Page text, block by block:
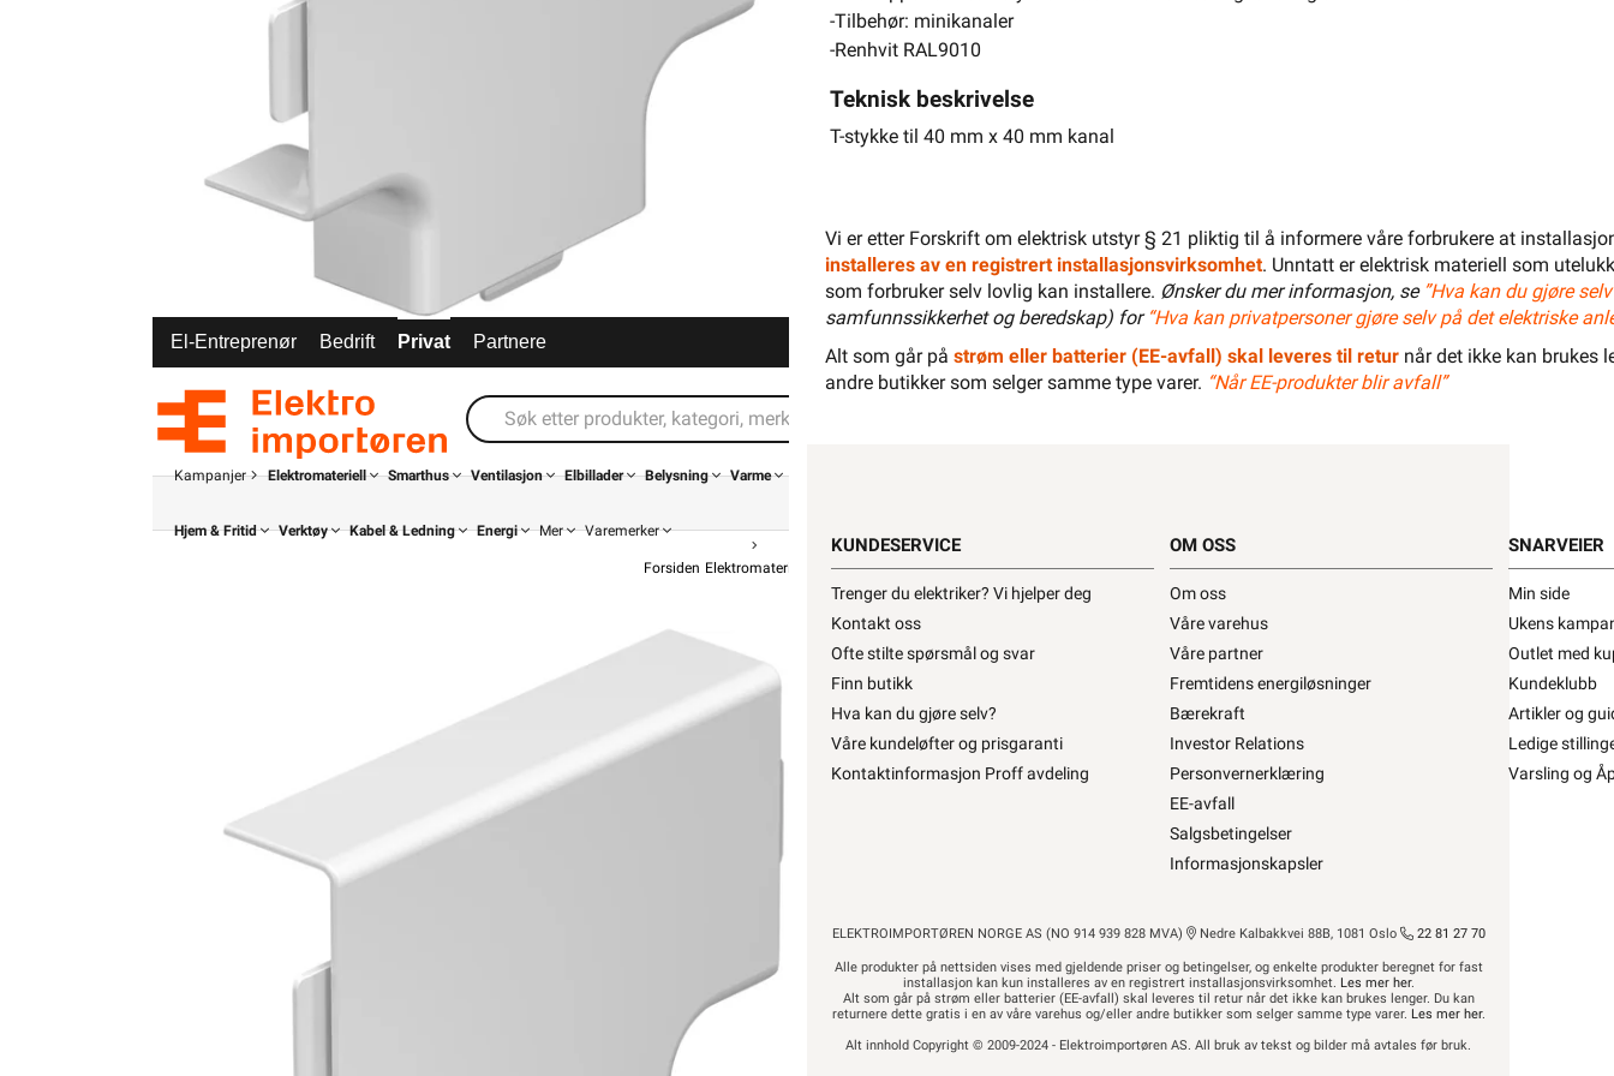
El-Entreprenør Bedrift Privat Partnere
Din butikk
Kontakt
oss
Kampanjer Elektromateriell Smarthus Ventilasjon Elbillader Belysning Varme
Hjem & Fritid Verktøy Kabel & Ledning Energi Mer Varemerker
Forsiden Elektromateriell Kanal Og Tilbehør Minikanal Tilbehør
OBO BETTERMANN Hvit T-stykke hette i PVC •
T-stykke for Kanal WDK40040RW
OBO BETTERMANN Se/Still ett spørsmål (
Min butikk ikke valgt, velg
Mer Varemerker
-Tilbehør: minikanaler
-Renhvit RAL9010
Teknisk beskrivelse
T-stykke til 40 mm x 40 mm kanal
Vi er etter Forskrift om elektrisk utstyr § 21 pliktig til å informere våre forbrukere at
installeres av en registrert installasjonsvirksomhet. Unntatt er elektrisk materiell som
som forbruker selv lovlig kan installere. Ønsker du mer informasjon, se ”Hva kan du gjøre
samfunnssikkerhet og beredskap) for “Hva kan privatpersoner gjøre selv på det elektriske
Alt som går på strøm eller batterier (EE-avfall) skal leveres til retur når det ikke kan brukes
andre butikker som selger samme type varer. “Når EE-produkter blir avfall”
KUNDESERVICE
Trenger du elektriker? Vi hjelper deg
Kontakt oss
Ofte stilte spørsmål og svar
Finn butikk
Hva kan du gjøre selv?
Våre kundeløfter og prisgaranti
Kontaktinformasjon Proff avdeling
OM OSS
Om oss
Våre varehus
Våre partner
Fremtidens energiløsninger
Bærekraft
Investor Relations
Personvernerklæring
EE-avfall
Salgsbetingelser
Informasjonskapsler
SNARVEIER
Min side
Ukens
Outlet med
Kundeklubb
Artikler og
Ledige
Varsling og
ELEKTROIMPORTØREN NORGE AS (NO 914 939 828 MVA) Nedre Kalbakkvei 88B, 1081 Oslo 22 81 27 70
Alle produkter på nettsiden vises med gjeldende priser og betingelser, og enkelte produkter beregnet for fast
installasjon kan kun installeres av en registrert installasjonsvirksomhet. Les mer her.
Alt som går på strøm eller batterier (EE-avfall) skal leveres til retur når det ikke kan brukes lenger. Du kan
returnere dette gratis i en av våre varehus og/eller andre butikker som selger samme type varer. Les mer her.
Alt innhold Copyright © 2009-2024 - Elektroimportøren AS. All bruk av tekst og bilder må avtales før bruk.